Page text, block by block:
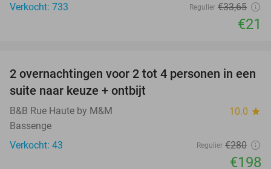
Verkocht: 733
Regulier €33,65
€21
29%
2 overnachtingen voor 2 tot 4 personen in een
suite naar keuze + ontbijt
B&B Rue Haute by M&M 10.0 star
Bassenge
Verkocht: 43
Regulier €280
€198